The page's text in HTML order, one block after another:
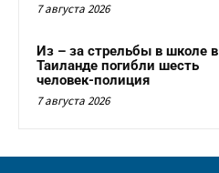
7 августа 2026
Из – за стрельбы в школе в
Таиланде погибли шесть
человек-полиция
7 августа 2026